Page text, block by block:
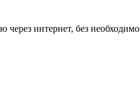
интернет, без